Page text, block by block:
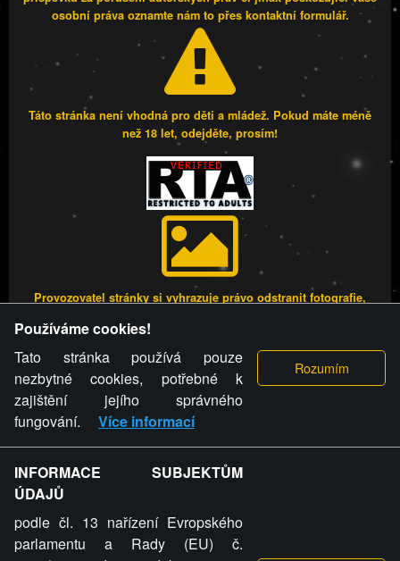
osobní práva oznamte nám to přes kontaktní formulář.
Táto stránka není vhodná pro děti a mládež. Pokud máte méně
než 18 let, odejděte, prosím!
Provozovatel stránky si vyhrazuje právo odstranit fotografie,
stránky týče, ani osoba, která umístila fotografii nebo video na
stránku, nemůže z důvodu odstranění fotografie, videa nebo
komentáře pro výše uvedenou okolnost uplatnit vůči
provozovateli stránky žádný nárok na náhradu škody nebo
nemajetkové újmy.
FREESEX.CZ - to je Vaše každodenní dávka
Používáme cookies!
Tato stránka používá pouze
nezbytné cookies, potřebné k
zajištění jejího správného
fungování.
Více informací
INFORMACE SUBJEKTŮM
ÚDAJŮ
podle čl. 13 nařízení Evropského
parlamentu a Rady (EU) č.